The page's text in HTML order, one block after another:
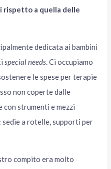
rispetto a quella delle
dedicata ai bambini
special needs. Ci occupiamo
le spese per terapie
non coperte dalle
con strumenti e mezzi
a rotelle, supporti per
compito era molto